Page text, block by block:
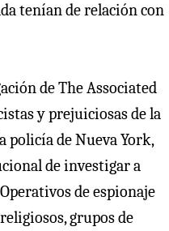
tenían de relación con
de The Associated
y prejuiciosas de la
policía de Nueva York,
de investigar a
de espionaje
grupos de